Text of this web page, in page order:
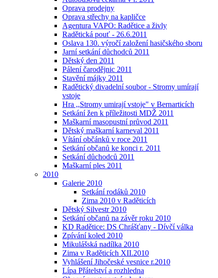
Oprava prodejny
Oprava střechy na kapličce
Agentura VAPO: Radětice a živly
Radětická pouť - 26.6.2011
Oslava 130. výročí založení hasičského sboru
Jarní setkání důchodců 2011
Dětský den 2011
Pálení čarodějnic 2011
Stavění májky 2011
Radětický divadelní soubor - Stromy umírají
vstoje
Hra ,,Stromy umirají vstoje" v Bernarticích
Setkání žen k příležitosti MDŽ 2011
Maškarní masopustní průvod 2011
Dětský maškarní karneval 2011
Vítání občánků v roce 2011
Setkání občanů ke konci r. 2011
Setkání důchodců 2011
Maškarní ples 2011
2010
Galerie 2010
Setkání rodáků 2010
Zima 2010 v Raděticích
Dětský Silvestr 2010
Setkání občanů na závěr roku 2010
KD Radětice: DS Chrášťany - Dívčí válka
Zpívání koled 2010
Mikulášská nadílka 2010
Zima v Raděticích XII.2010
Vyhlášení Jihočeské vesnice r.2010
Lípa Přátelství a rozhledna